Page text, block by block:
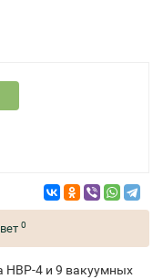
0
НВР-4 и 9 вакуумных